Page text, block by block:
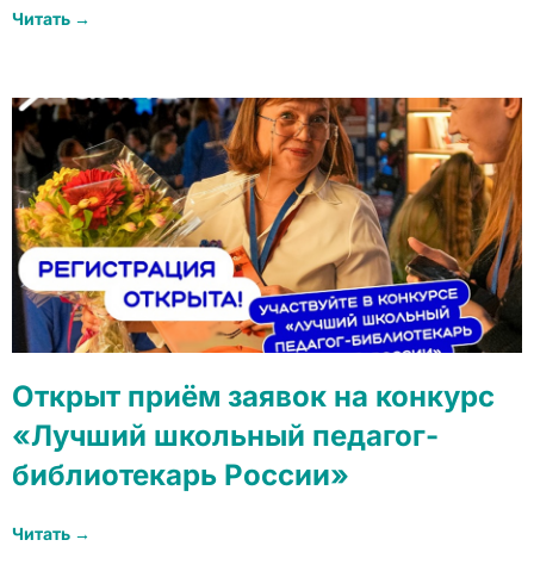
Читать →
Открыт приём заявок на конкурс
«Лучший школьный педагог-
библиотекарь России»
Читать →